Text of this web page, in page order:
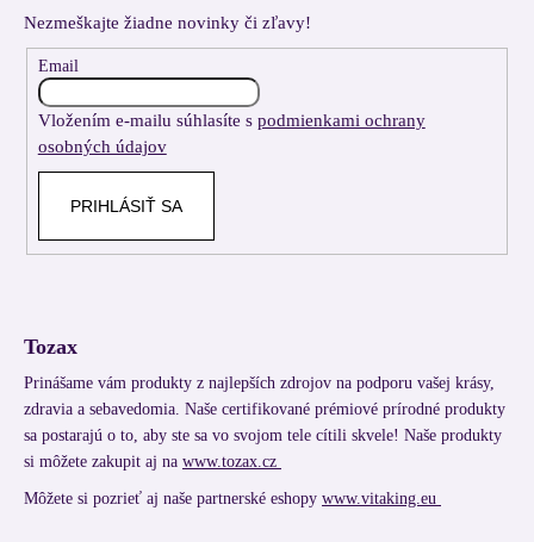
Nezmeškajte žiadne novinky či zľavy!
Email
Vložením e-mailu súhlasíte s podmienkami ochrany
osobných údajov
PRIHLÁSIŤ SA
Tozax
Prinášame vám produkty z najlepších zdrojov na podporu vašej krásy,
zdravia a sebavedomia. Naše certifikované prémiové prírodné produkty
sa postarajú o to, aby ste sa vo svojom tele cítili skvele! Naše produkty
si môžete zakupit aj na www.tozax.cz
Môžete si pozrieť aj naše partnerské eshopy www.vitaking.eu